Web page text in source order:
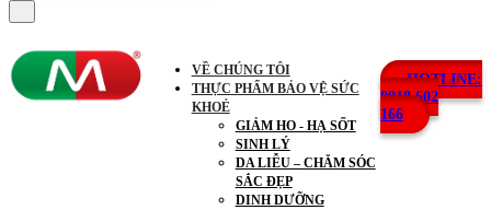
VỀ CHÚNG TÔI
THỰC PHẨM BẢO VỆ SỨC
KHOẺ
GIẢM HO - HẠ SỐT
SINH LÝ
DA LIỄU – CHĂM SÓC
SẮC ĐẸP
DINH DƯỠNG
HOTLINE:
0918 602
166